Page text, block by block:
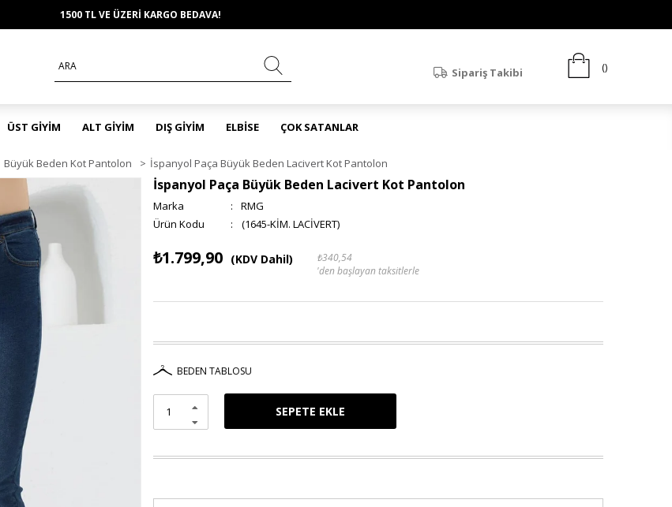
1500 TL VE ÜZERİ KARGO BEDAVA!
Sipariş Takibi
ÜST GİYİM ALT GİYİM DIŞ GİYİM ELBİSE ÇOK SATANLAR
Büyük Beden Kot Pantolon > İspanyol Paça Büyük Beden Lacivert Kot Pantolon
İspanyol Paça Büyük Beden Lacivert Kot Pantolon
Marka :
RMG
(1645-KİM. LACİVERT)
₺1.799,90 (KDV Dahil)
₺340,54
'den başlayan taksitlerle
BEDEN TABLOSU